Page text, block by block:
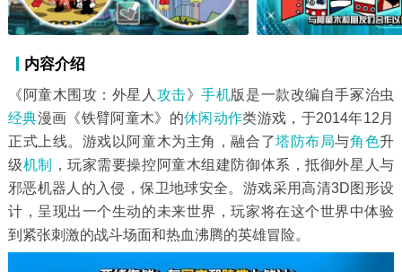
内容介绍
《阿童木围攻：外星人 攻击》手机版是一款改编自手冢治虫
经典漫画《铁臂阿童木》的休闲动作类游戏，于2014年12月
正式上线。游戏以阿童木为主角，融合了塔防布局与角色升
级机制
，玩家需要操控阿童木组建防御体系，抵御外星人与
邪恶机器人的入侵，保卫地球安全。游戏采用高清3D图形设
计，呈现出一个生动的未来世界，玩家将在这个世界中体验
到紧张刺激的战斗场面和热血沸腾的英雄冒险。